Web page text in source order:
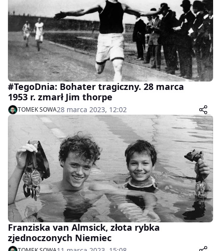
#TegoDnia: Bohater tragiczny. 28 marca
1953 r. zmarł Jim thorpe
TOMEK SOWA28 marca 2023, 12:02
Franziska van Almsick, złota rybka
zjednoczonych Niemiec